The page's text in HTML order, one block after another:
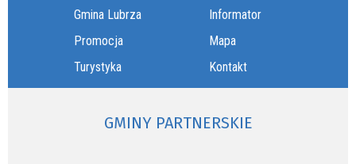
Gmina Lubrza
Promocja
Turystyka
Informator
Mapa
Kontakt
GMINY PARTNERSKIE